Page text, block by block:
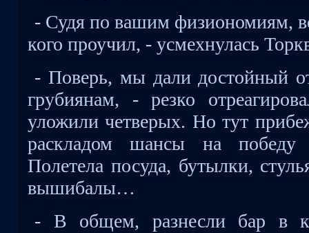
- Судя по вашим физиономиям,
кого проучил, - усмехнулась
- Поверь, мы дали достойный
грубиянам, - резко
уложили четверых. Но тут
раскладом шансы на победу
Полетела посуда, бутылки,
вышибалы…
- В общем, разнесли бар в